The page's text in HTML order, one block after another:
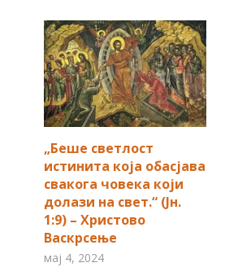
„Беше светлост
истинита која обасјава
свакога човека који
долази на свет.“ (Јн.
1:9) – Христово
Васкрсење
мај 4, 2024